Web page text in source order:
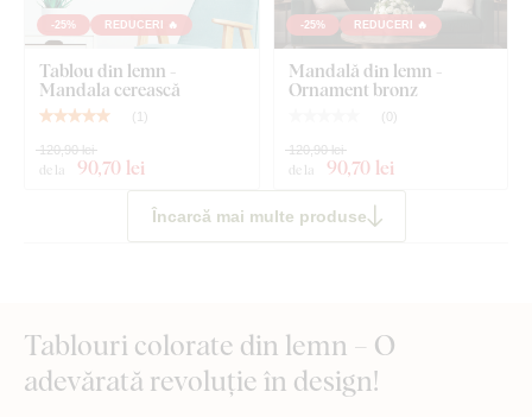
are câte 2 cârlige (în total sunt 8 cârlige).
Ce este inclus în pachet?
Golden glamour mandala - Floare
Cârlig / cârlige preasamblate pe partea din spate a
-25% REDUCERI 🔥
Tablou din lemn -
Mandala cerească
( 1 )
de la 90,70 lei
120,90 lei
-25% REDUCERI 🔥
Mandală din lemn -
Ornament bronz
( 0)
de la 90,70 lei
120,90 lei
Încarcă mai multe produse
Tablouri colorate din lemn – O
adevărată revoluție în design!